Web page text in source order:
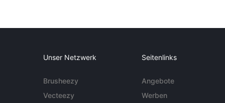
Unser Netzwerk
Brusheezy
Vecteezy
Seitenlinks
Angebote
Werben